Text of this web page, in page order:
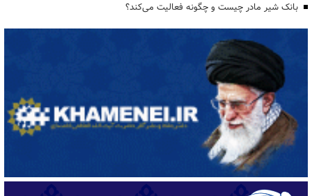
بانک شیر مادر چیست و چگونه فعالیت می‌کند؟